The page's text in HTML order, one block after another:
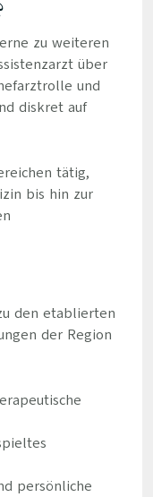
zu weiteren
über
und
diskret auf
tätig,
bis hin zur
den etablierten
der Region
persönliche